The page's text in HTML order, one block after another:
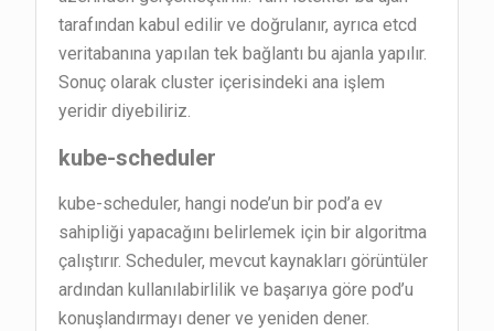
tarafından kabul edilir ve doğrulanır, ayrıca etcd
veritabanına yapılan tek bağlantı bu ajanla yapılır.
Sonuç olarak cluster içerisindeki ana işlem
yeridir diyebiliriz.
kube-scheduler
kube-scheduler, hangi node’un bir pod’a ev
sahipliği yapacağını belirlemek için bir algoritma
çalıştırır. Scheduler, mevcut kaynakları görüntüler
ardından kullanılabirlilik ve başarıya göre pod’u
konuşlandırmayı dener ve yeniden dener.